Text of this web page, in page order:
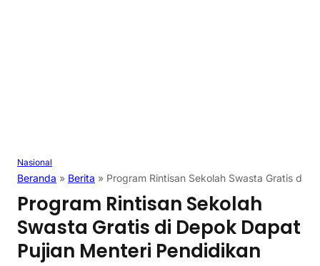
Nasional
Beranda » Berita » Program Rintisan Sekolah Swasta Gratis di
Program Rintisan Sekolah
Swasta Gratis di Depok Dapat
Pujian Menteri Pendidikan